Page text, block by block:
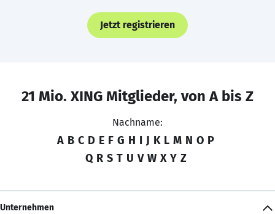
Jetzt registrieren
21 Mio. XING Mitglieder, von A bis Z
Nachname:
A B C D E F G H I J K L M N O P
Q R S T U V W X Y Z
Unternehmen